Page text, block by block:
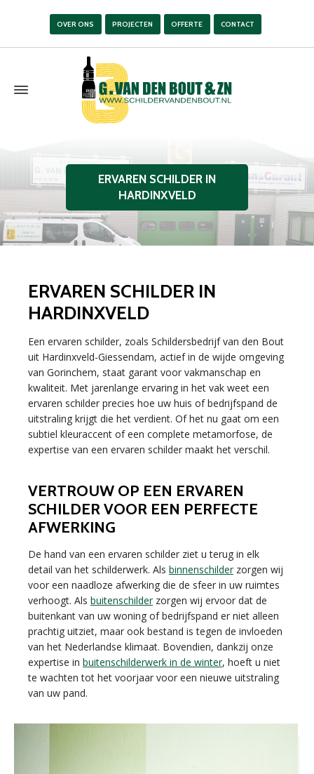
OVER ONS PROJECTEN OFFERTE CONTACT
ERVAREN SCHILDER IN
HARDINXVELD
ERVAREN SCHILDER IN
HARDINXVELD
Een ervaren schilder, zoals Schildersbedrijf van den Bout
uit Hardinxveld-Giessendam, actief in de wijde omgeving
van Gorinchem, staat garant voor vakmanschap en
kwaliteit. Met jarenlange ervaring in het vak weet een
ervaren schilder precies hoe uw huis of bedrijfspand de
uitstraling krijgt die het verdient. Of het nu gaat om een
subtiel kleuraccent of een complete metamorfose, de
expertise van een ervaren schilder maakt het verschil.
VERTROUW OP EEN ERVAREN
SCHILDER VOOR EEN PERFECTE
AFWERKING
De hand van een ervaren schilder ziet u terug in elk
detail van het schilderwerk. Als binnenschilderzorgen wij
voor een naadloze afwerking die de sfeer in uw ruimtes
verhoogt. Als buitenschilderzorgen wij ervoor dat de
buitenkant van uw woning of bedrijfspand er niet alleen
prachtig uitziet, maar ook bestand is tegen de invloeden
van het Nederlandse klimaat. Bovendien, dankzij onze
expertise in buitenschilderwerk in de winter, hoeft u niet
te wachten tot het voorjaar voor een nieuwe uitstraling
van uw pand.